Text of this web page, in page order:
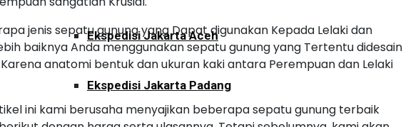
Ekspedisi Jakarta Aceh
Ekspedisi Jakarta Padang
jenis sepatu gunung yang Dapat digunakan Kepada Lelaki dan
baiknya Anda menggunakan sepatu gunung yang Tertentu didesain
anatomi bentuk dan ukuran kaki antara Perempuan dan Lelaki
ini kami berusaha menyajikan beberapa sepatu gunung terbaik